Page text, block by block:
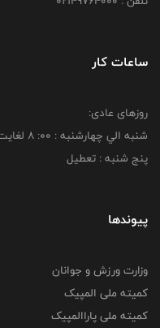
ساعات کار
روزهای عادی:
شنبه الي چهارشنبه : 00: 8 لغايت 16:00
پنج شنبه : تعطیل
پیوندها
وزارت ورزش و جوانان
کمیته ملی المپیک
کمیته ملی پاراالمپیک